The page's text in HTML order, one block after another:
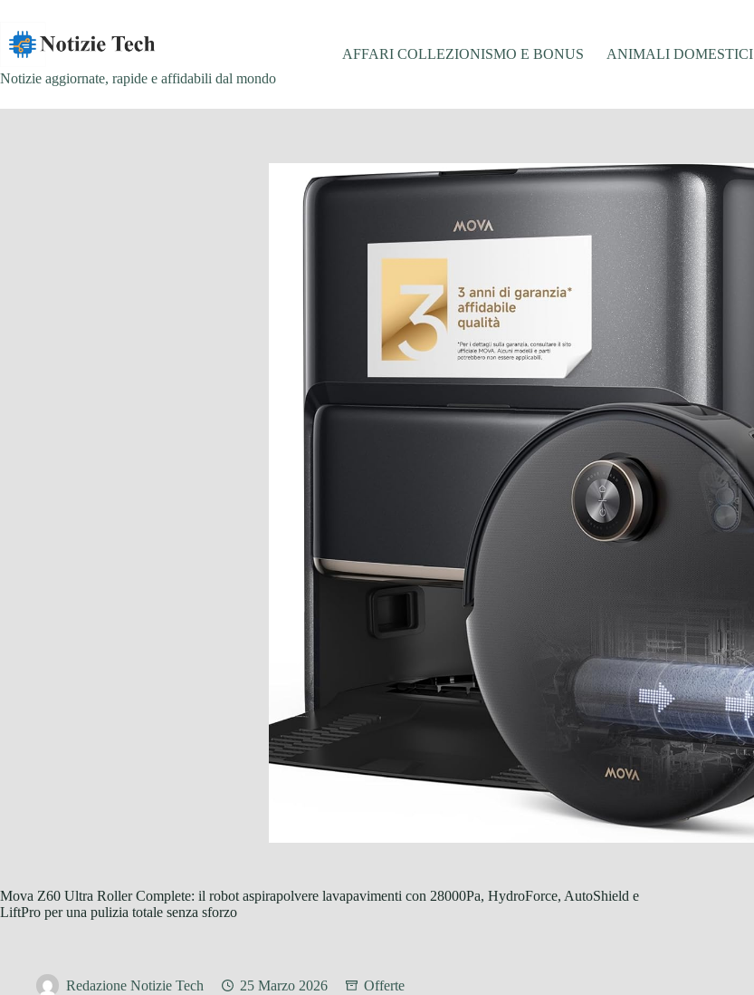
contenuto
Notizie aggiornate, rapide e affidabili dal mondo
AFFARI COLLEZIONISMO E BONUS ANIMALI DOMESTICI
Mova Z60 Ultra Roller Complete: il robot aspirapolvere lavapavimenti con 28000Pa, HydroForce, AutoShield e
LiftPro per una pulizia totale senza sforzo
Redazione Notizie Tech 25 Marzo 2026 Offerte